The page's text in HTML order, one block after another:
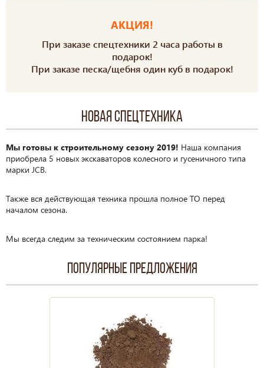
АКЦИЯ!
При заказе спецтехники 2 часа работы в
подарок!
При заказе песка/щебня один куб в подарок!
Популярные предложения
Новая спецтехника
Мы готовы к строительному сезону 2019! Наша компания
приобрела 5 новых экскаваторов колесного и гусеничного типа
марки JCB.
Также вся действующая техника прошла полное ТО перед
началом сезона.
Мы всегда следим за техническим состоянием парка!